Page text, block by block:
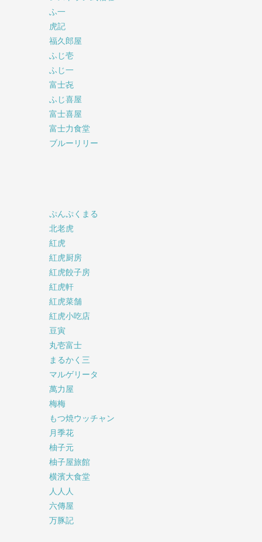
ふ一
虎記
福久郎屋
ふじ壱
ふじ一
富士㐂
ふじ喜屋
富士喜屋
富士力食堂
ブルーリリー
ぷんぷくまる
北老虎
紅虎
紅虎厨房
紅虎餃子房
紅虎軒
紅虎菜舗
紅虎小吃店
豆寅
丸壱富士
まるかく三
マルゲリータ
萬力屋
梅梅
もつ焼ウッチャン
月季花
柚子元
柚子屋旅館
横濱大食堂
人人人
六傳屋
万豚記